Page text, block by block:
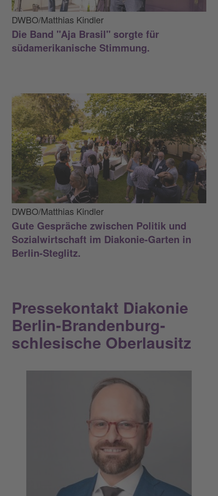
DWBO/Matthias Kindler
Die Band "Aja Brasil" sorgte für
südamerikanische Stimmung.
DWBO/Matthias Kindler
Gute Gespräche zwischen Politik und
Sozialwirtschaft im Diakonie-Garten in
Berlin-Steglitz.
Pressekontakt Diakonie
Berlin-Brandenburg-
schlesische Oberlausitz